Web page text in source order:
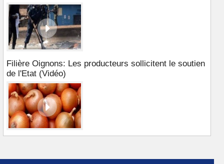
Filière Oignons: Les producteurs sollicitent le soutien
de l'Etat (Vidéo)